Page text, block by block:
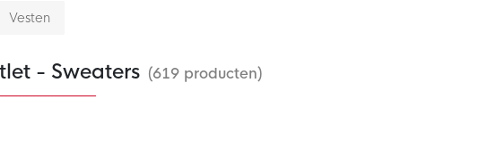
Vesten
- Sweaters (619 producten)